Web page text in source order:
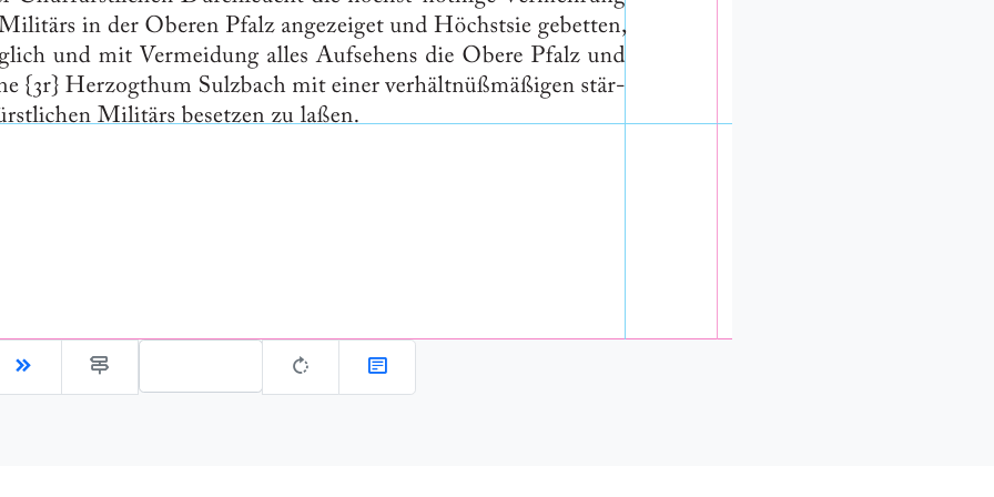
Gehe zu Seite: